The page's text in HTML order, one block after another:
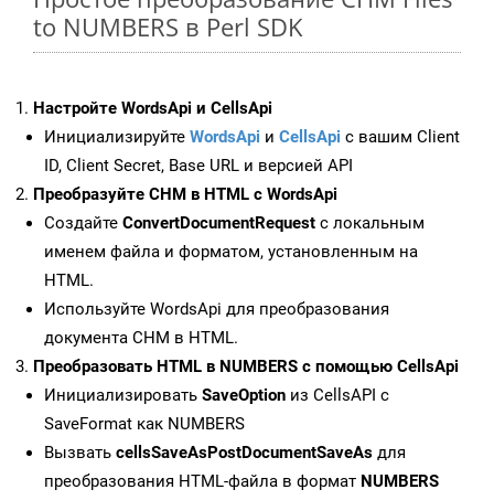
to NUMBERS в Perl SDK
Настройте WordsApi и CellsApi
Инициализируйте WordsApi и CellsApi с вашим Client
ID, Client Secret, Base URL и версией API
Преобразуйте CHM в HTML с WordsApi
Создайте ConvertDocumentRequest с локальным
именем файла и форматом, установленным на
HTML.
Используйте WordsApi для преобразования
документа CHM в HTML.
Преобразовать HTML в NUMBERS с помощью CellsApi
Инициализировать SaveOption из CellsAPI с
SaveFormat как NUMBERS
Вызвать cellsSaveAsPostDocumentSaveAs для
преобразования HTML-файла в формат NUMBERS